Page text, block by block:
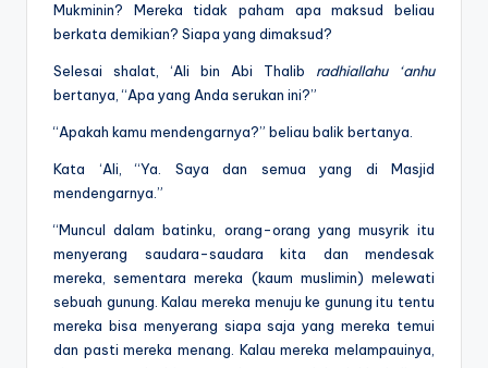
Mukminin? Mereka tidak paham apa maksud beliau
berkata demikian? Siapa yang dimaksud?
Selesai shalat, ‘Ali bin Abi Thalib radhiallahu ‘anhu
bertanya, “Apa yang Anda serukan ini?”
“Apakah kamu mendengarnya?” beliau balik bertanya.
Kata ‘Ali, “Ya. Saya dan semua yang di Masjid
mendengarnya.”
“Muncul dalam batinku, orang-orang yang musyrik itu
menyerang saudara-saudara kita dan mendesak
mereka, sementara mereka (kaum muslimin) melewati
sebuah gunung. Kalau mereka menuju ke gunung itu tentu
mereka bisa menyerang siapa saja yang mereka temui
dan pasti mereka menang. Kalau mereka melampauinya,